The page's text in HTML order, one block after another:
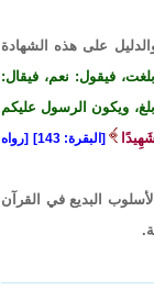
على هذه الشهادة
فيقول: نعم، فيقال:
ويكون الرسول عليكم
[البقرة: 143] [رواه
البديع في القرآن